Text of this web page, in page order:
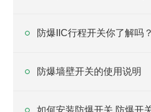
防爆IIC行程开关你了解吗？
防爆墙壁开关的使用说明
如何安装防爆开关 防爆开